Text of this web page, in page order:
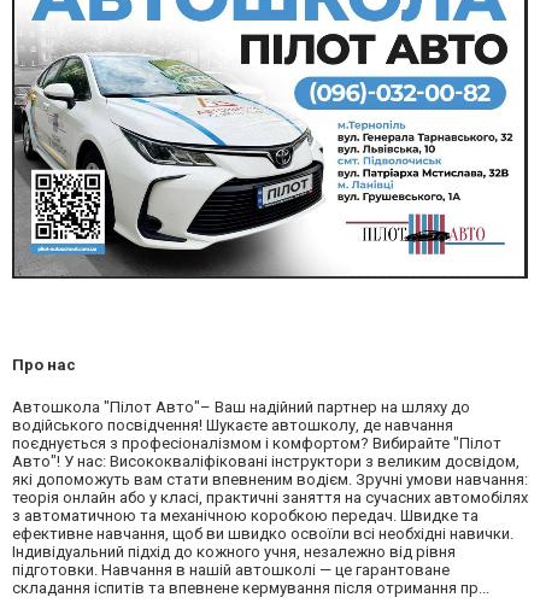
Про нас
Автошкола "Пілот Авто"– Ваш надійний партнер на шляху до
водійського посвідчення! Шукаєте автошколу, де навчання
поєднується з професіоналізмом і комфортом? Вибирайте "Пілот
Авто"! У нас: Висококваліфіковані інструктори з великим досвідом,
які допоможуть вам стати впевненим водієм. Зручні умови навчання:
теорія онлайн або у класі, практичні заняття на сучасних автомобілях
з автоматичною та механічною коробкою передач. Швидке та
ефективне навчання, щоб ви швидко освоїли всі необхідні навички.
Індивідуальний підхід до кожного учня, незалежно від рівня
підготовки. Навчання в нашій автошколі — це гарантоване
складання іспитів та впевнене кермування після отримання пр...